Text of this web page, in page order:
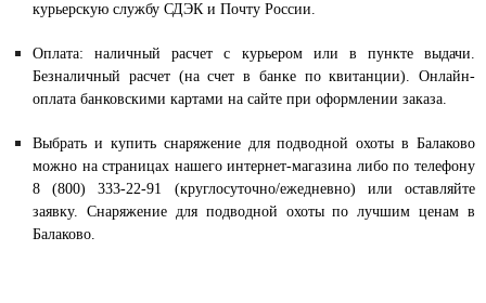
курьерскую службу СДЭК и Почту России.
Оплата: наличный расчет с курьером или в пункте выдачи.
Безналичный расчет (на счет в банке по квитанции). Онлайн-
оплата банковскими картами на сайте при оформлении заказа.
Выбрать и купить снаряжение для подводной охоты в Балаково
можно на страницах нашего интернет-магазина либо по телефону
8 (800) 333-22-91 (круглосуточно/ежедневно) или оставляйте
заявку. Снаряжение для подводной охоты по лучшим ценам в
Балаково.